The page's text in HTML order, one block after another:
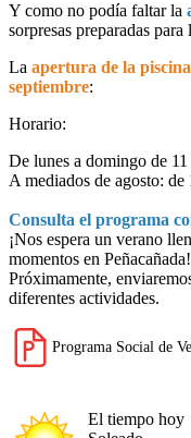
Y como no podía faltar la
sorpresas preparadas para
La apertura de la
septiembre:
Horario:
De lunes a domingo de 11
A mediados de agosto: de
Consulta el programa
¡Nos espera un verano
momentos en Peñacañada!
Próximamente,
diferentes actividades.
Programa Social de
El tiempo hoy